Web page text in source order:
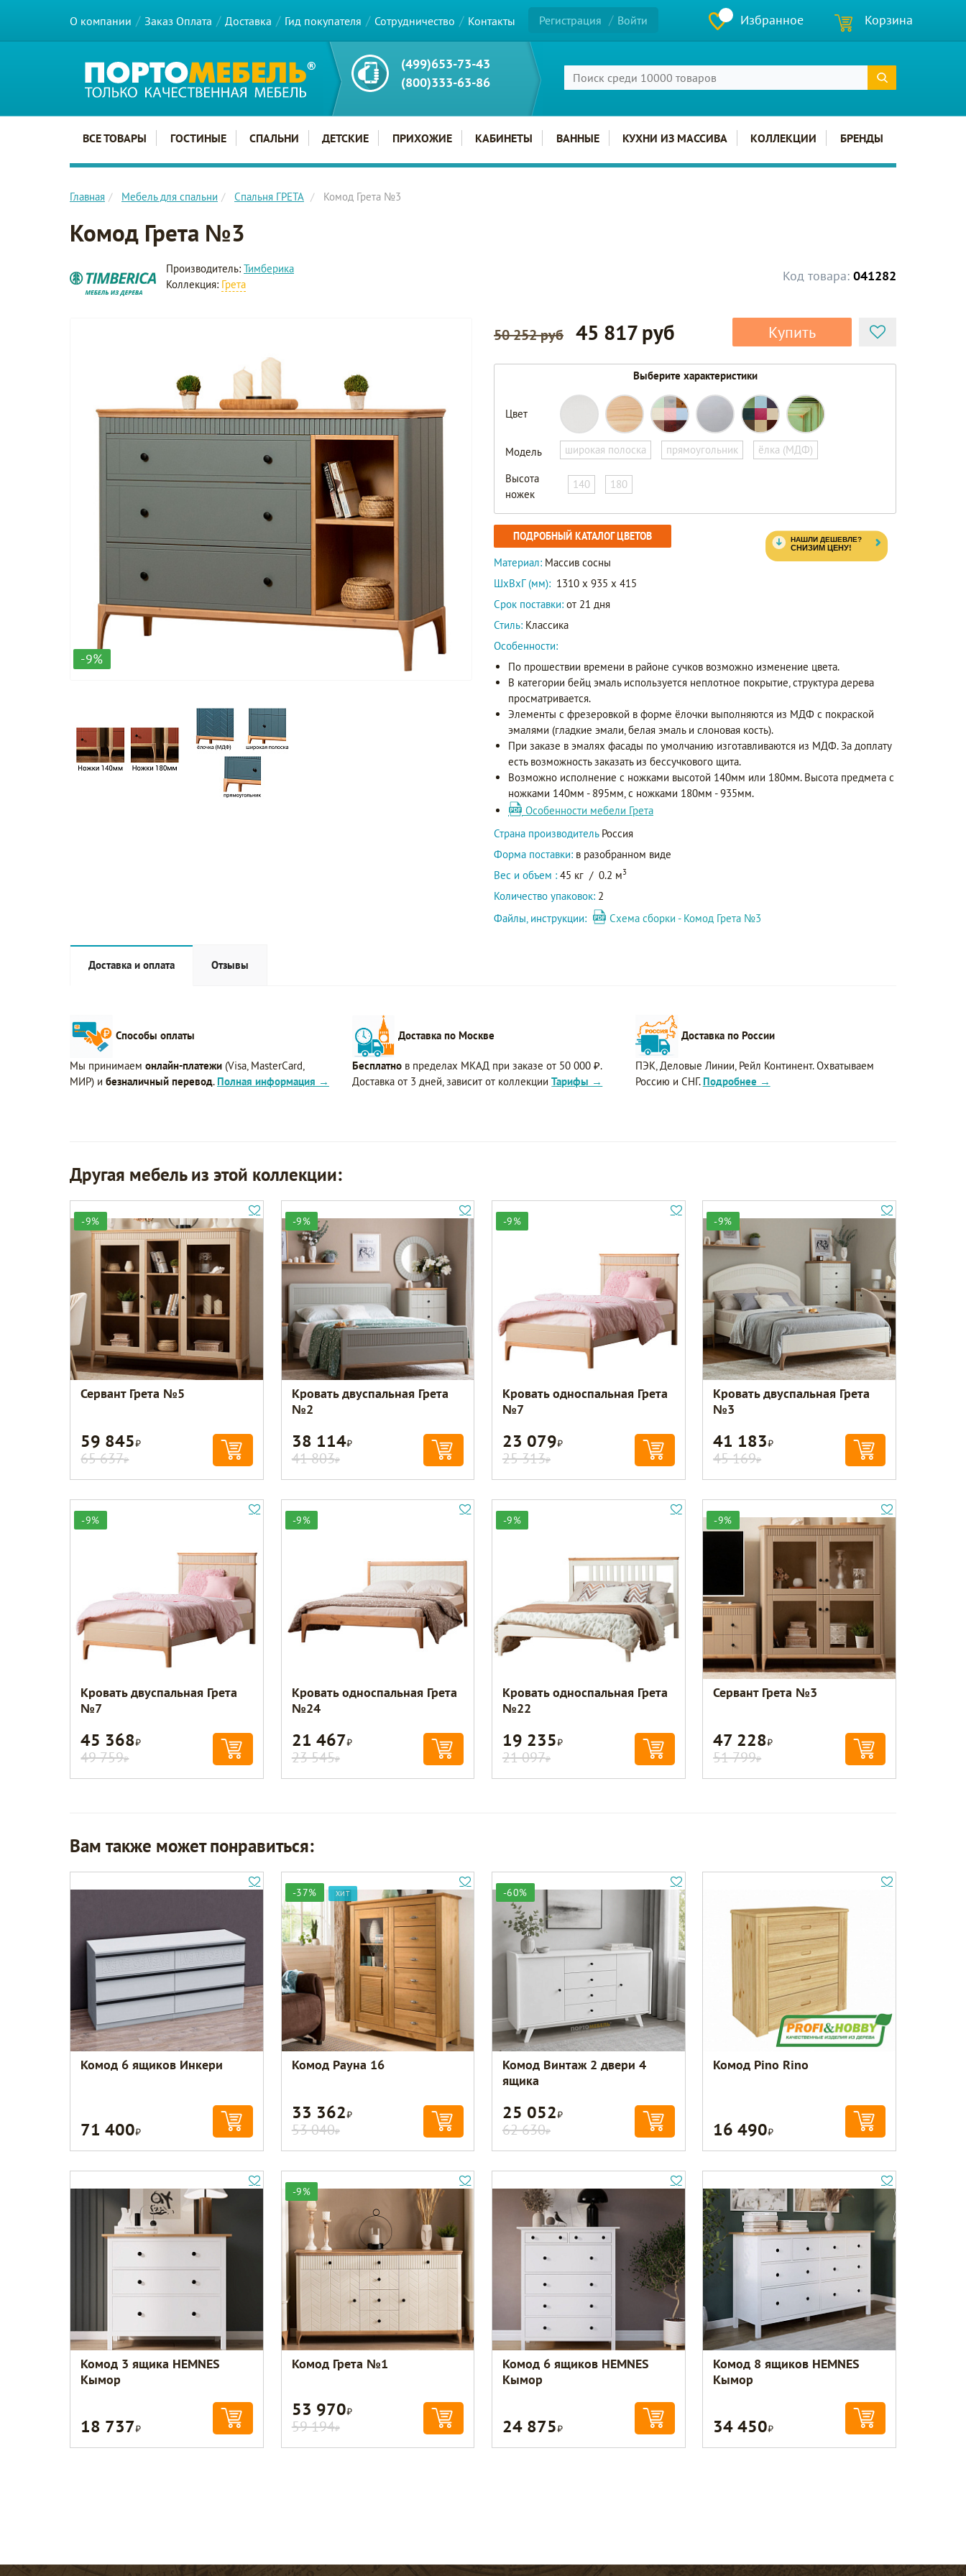
О компании Заказ Оплата Доставка Гид покупателя Сотрудничество Контакты Регистрация Войти Избранное Корзина
(499)653-73-43
(800)333-63-86
Главное меню сайта
ВСЕ ТОВАРЫ ГОСТИНЫЕ СПАЛЬНИ ДЕТСКИЕ ПРИХОЖИЕ КАБИНЕТЫ ВАННЫЕ КУХНИ ИЗ МАССИВА КОЛЛЕКЦИИ БРЕНДЫ
Главная Мебель для спальни Спальня ГРЕТА Комод Грета №3
Комод Грета №3
Код товара: 041282
Производитель: Тимберика
Коллекция: Грета
-9%
50 252 руб 45 817 руб Купить
Выберите характеристики
Цвет
Модель широкая полоска прямоугольник ёлка (МДФ)
Высота
ножек
140 180
ПОДРОБНЫЙ КАТАЛОГ ЦВЕТОВ
Материал: Массив сосны
ШxВxГ (мм): 1310 x 935 x 415
Срок поставки: от 21 дня
Стиль: Классика
Особенности:
По прошествии времени в районе сучков возможно изменение цвета.
В категории бейц эмаль используется неплотное покрытие, структура дерева
просматривается.
Элементы с фрезеровкой в форме ёлочки выполняются из МДФ с покраской
эмалями (гладкие эмали, белая эмаль и слоновая кость).
При заказе в эмалях фасады по умолчанию изготавливаются из МДФ. За доплату
есть возможность заказать из бессучкового щита.
Возможно исполнение с ножками высотой 140мм или 180мм. Высота предмета с
ножками 140мм - 895мм, с ножками 180мм - 935мм.
Особенности мебели Грета
Страна производитель Россия
Форма поставки: в разобранном виде
Вес и объем : 45 кг / 0.2 м3
Количество упаковок: 2
Файлы, инструкции:
Схема сборки - Комод Грета №3
Доставка и оплата Отзывы
Способы оплаты
Мы принимаем онлайн-платежи (Visa, MasterCard,
МИР) и безналичный перевод. Полная информация →
Доставка по Москве
Бесплатно в пределах МКАД при заказе от 50 000 ₽.
Доставка от 3 дней, зависит от коллекцииТарифы →
Доставка по России
ПЭК, Деловые Линии, Рейл Континент. Охватываем
Россию и СНГ. Подробнее →
Другая мебель из этой коллекции:
-9%
Сервант Грета №5
59 845Р
65 637Р
-9%
Кровать двуспальная Грета
№2
38 114Р
41 803Р
-9%
Кровать односпальная Грета
№7
23 079Р
25 313Р
-9%
Кровать двуспальная Грета
№3
41 183Р
45 169Р
-9%
Кровать двуспальная Грета
№7
45 368Р
49 759Р
-9%
Кровать односпальная Грета
№24
21 467Р
23 545Р
-9%
Кровать односпальная Грета
№22
19 235Р
21 097Р
-9%
Сервант Грета №3
47 228Р
51 799Р
Вам также может понравиться:
Комод 6 ящиков Инкери
71 400Р
-37% ХИТ
Комод Рауна 16
33 362Р
53 040Р
-60%
Комод Винтаж 2 двери 4
ящика
25 052Р
62 630Р
Комод Pino Rino
16 490Р
Комод 3 ящика HEMNES
Кымор
18 737Р
-9%
Комод Грета №1
53 970Р
59 194Р
Комод 6 ящиков HEMNES
Кымор
24 875Р
Комод 8 ящиков HEMNES
Кымор
34 450Р